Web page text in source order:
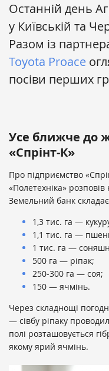
Останній день
у Київській та
Разом із
Toyota Proace
посіви перших
Усе ближче до
«Спрінт-К»
Про підприємство
«Полетехніка»
Земельний банк
1,3 тис. га —
1,1 тис. га —
1 тис. га —
500 га — ріпак;
250-300 га — соя;
150 — ячмінь.
Через складнощі
— сівбу ріпаку
полі розташовується
якому ярий ячмінь.